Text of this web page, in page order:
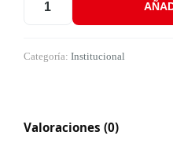
Hipoclorito 5.25% De
Categoría: Institucional
Valoraciones (0)